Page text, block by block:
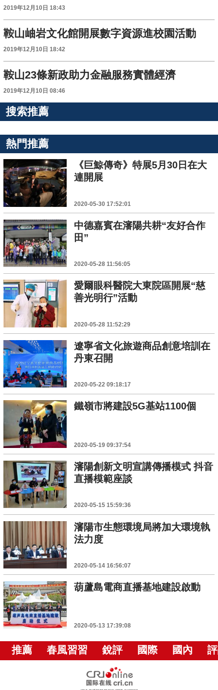
2019年12月10日 18:43
鞍山岫岩文化館開展數字資源進校園活動
2019年12月10日 18:42
鞍山23條新政助力金融服務實體經濟
2019年12月10日 08:46
搜索推薦
熱門推薦
《巨鯨傳奇》特展5月30日在大
連開展
2020-05-30 17:52:01
中德嘉賓在瀋陽共耕“友好合作
田”
2020-05-28 11:56:05
愛爾眼科醫院大東院區開展“慈
善光明行”活動
2020-05-28 11:52:29
遼寧省文化旅遊商品創意培訓在
丹東召開
2020-05-22 09:18:17
鐵嶺市將建設5G基站1100個
2020-05-19 09:37:54
瀋陽創新文明宣講傳播模式 抖音
直播模範座談
2020-05-15 15:59:36
瀋陽市生態環境局將加大環境執
法力度
2020-05-14 16:56:07
葫蘆島電商直播基地建設啟動
2020-05-13 17:39:08
推薦 春風習習 銳評 國際 國內